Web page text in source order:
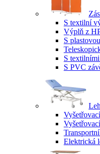
S textilní
Výplň z
S
S
S PVC
Elektrická